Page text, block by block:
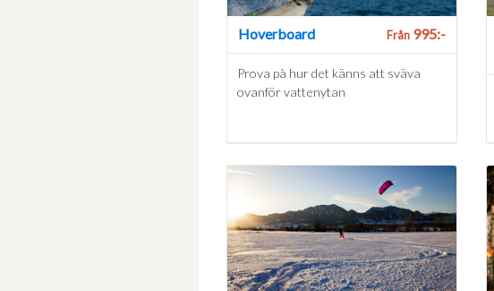
Hoverboard Från995:-
Prova på hur det känns att sväva
ovanför vattenytan